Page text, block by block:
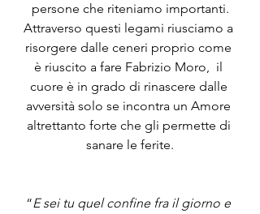
persone che riteniamo importanti.
Attraverso questi legami riusciamo a
risorgere dalle ceneri proprio come
è riuscito a fare Fabrizio Moro,  il
cuore è in grado di rinascere dalle
avversità solo se incontra un Amore
altrettanto forte che gli permette di
sanare le ferite.
“E sei tu quel confine fra il giorno e